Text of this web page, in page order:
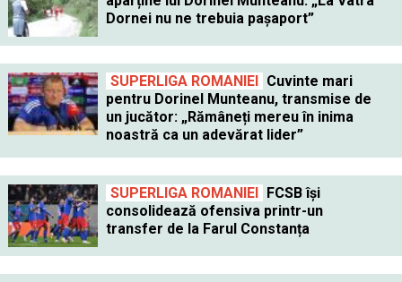
Dornei nu ne trebuia pașaport”
SUPERLIGA ROMANIEI Cuvinte mari
pentru Dorinel Munteanu, transmise de
un jucător: „Rămâneți mereu în inima
noastră ca un adevărat lider”
SUPERLIGA ROMANIEI FCSB își
consolidează ofensiva printr-un
transfer de la Farul Constanța